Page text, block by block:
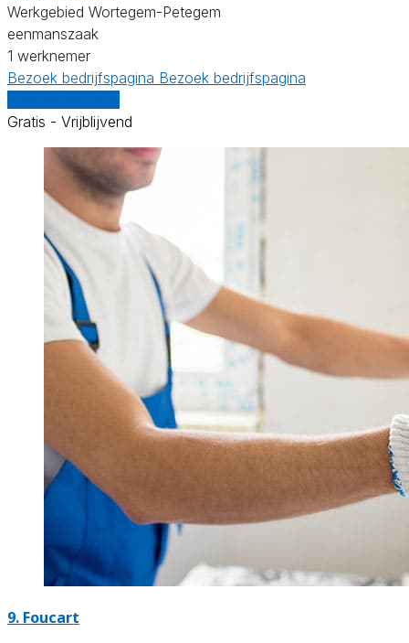
Werkgebied Wortegem-Petegem
eenmanszaak
1 werknemer
Bezoek bedrijfspagina Bezoek bedrijfspagina
Gratis - Vrijblijvend
9. Foucart